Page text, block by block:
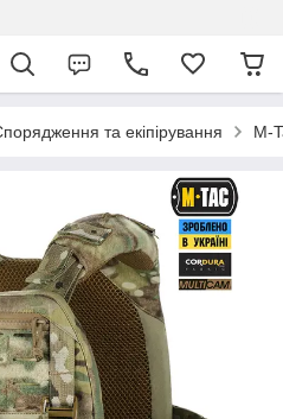
та екіпірування M-